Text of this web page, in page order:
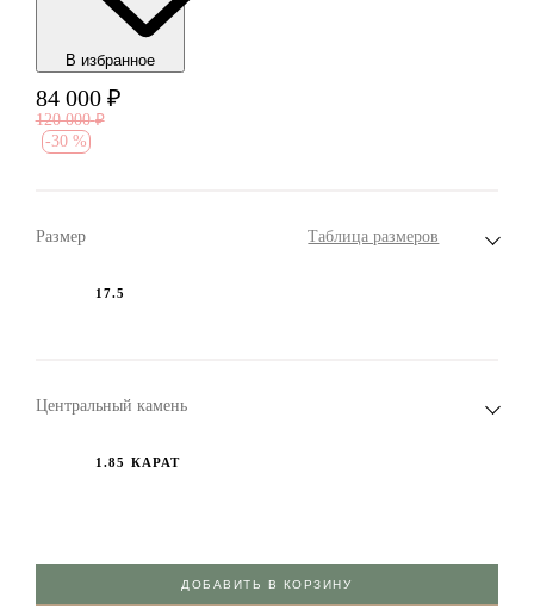
В избранноe
84 000 ₽
120 000 ₽
-30 %
Размер Таблица размеров
17.5
Центральный камень
1.85 КАРАТ
ДОБАВИТЬ В КОРЗИНУ